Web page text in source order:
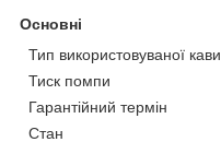
Основні
Тип використовуваної кави
Тиск помпи
Гарантійний термін
Стан